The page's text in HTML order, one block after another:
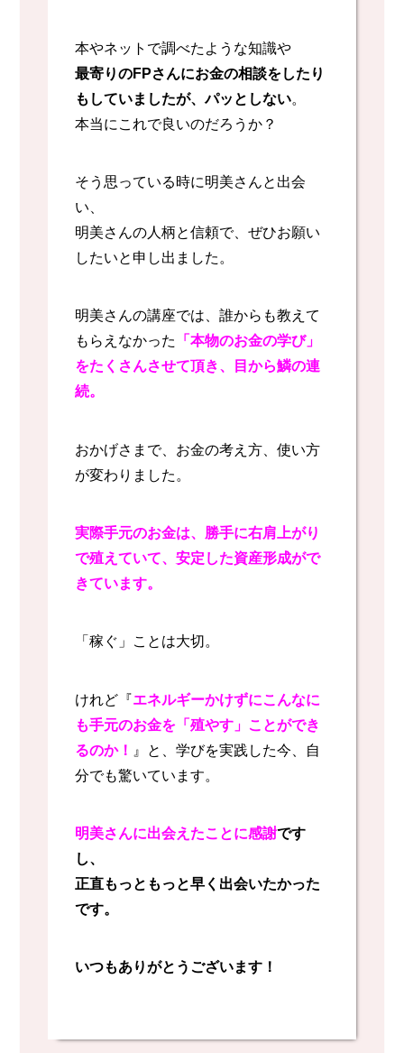
本やネットで調べたような知識や
最寄りのFPさんにお金の相談をしたり
もしていましたが、パッとしない。
本当にこれで良いのだろうか？
そう思っている時に明美さんと出会
い、
明美さんの人柄と信頼で、ぜひお願い
したいと申し出ました。
明美さんの講座では、誰からも教えて
もらえなかった 「本物のお金の学び」
をたくさんさせて頂き、目から鱗の連
続。
おかげさまで、お金の考え方、使い方
が変わりました。
実際手元のお金は、勝手に右肩上がり
で殖えていて、安定した資産形成がで
きています。
「稼ぐ」ことは大切。
けれど『エネルギーかけずにこんなに
も手元のお金を「殖やす」ことができ
るのか！ 』と、学びを実践した今、自
分でも驚いています。
明美さんに出会えたことに感謝です
し、
正直もっともっと早く出会いたかった
です。
いつもありがとうございます！